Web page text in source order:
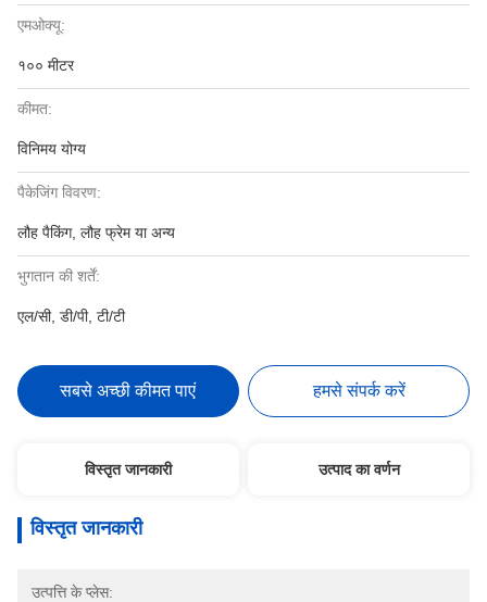
एमओक्यू:
१०० मीटर
कीमत:
विनिमय योग्य
पैकेजिंग विवरण:
लौह पैकिंग, लौह फ्रेम या अन्य
भुगतान की शर्तें:
एल/सी, डी/पी, टी/टी
सबसे अच्छी कीमत पाएं हमसे संपर्क करें
विस्तृत जानकारी उत्पाद का वर्णन
विस्तृत जानकारी
उत्पत्ति के प्लेस: